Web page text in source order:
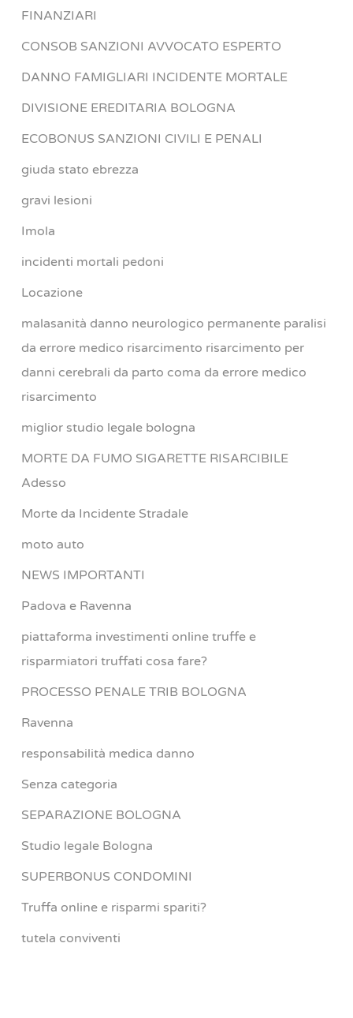
FINANZIARI
CONSOB SANZIONI AVVOCATO ESPERTO
DANNO FAMIGLIARI INCIDENTE MORTALE
DIVISIONE EREDITARIA BOLOGNA
ECOBONUS SANZIONI CIVILI E PENALI
giuda stato ebrezza
gravi lesioni
Imola
incidenti mortali pedoni
Locazione
malasanità danno neurologico permanente paralisi
da errore medico risarcimento risarcimento per
danni cerebrali da parto coma da errore medico
risarcimento
miglior studio legale bologna
MORTE DA FUMO SIGARETTE RISARCIBILE
Adesso
Morte da Incidente Stradale
moto auto
NEWS IMPORTANTI
Padova e Ravenna
piattaforma investimenti online truffe e
risparmiatori truffati cosa fare?
PROCESSO PENALE TRIB BOLOGNA
Ravenna
responsabilità medica danno
Senza categoria
SEPARAZIONE BOLOGNA
Studio legale Bologna
SUPERBONUS CONDOMINI
Truffa online e risparmi spariti?
tutela conviventi